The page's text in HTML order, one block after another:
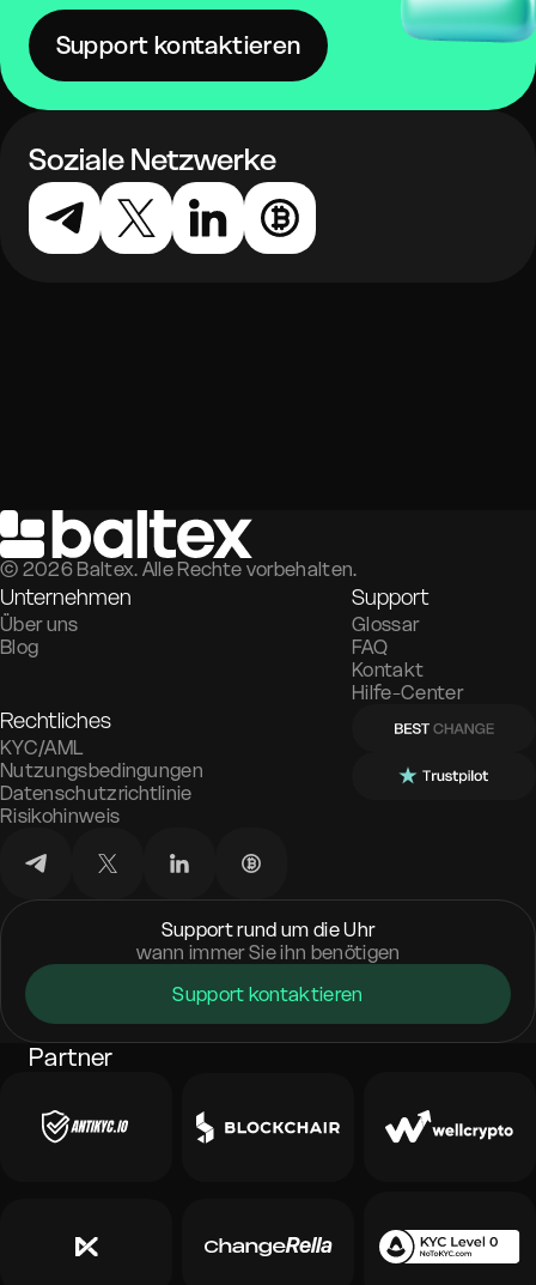
Support kontaktieren
Soziale Netzwerke
© 2026 Baltex. Alle Rechte vorbehalten.
Unternehmen
Über uns
Blog
Support
Glossar
FAQ
Kontakt
Hilfe-Center
Rechtliches
KYC/AML
Nutzungsbedingungen
Datenschutzrichtlinie
Risikohinweis
Support rund um die Uhr
wann immer Sie ihn benötigen
Support kontaktieren
Partner